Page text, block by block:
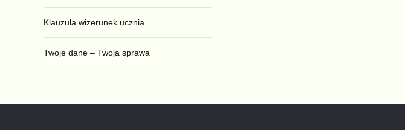
Klauzula wizerunek ucznia
Twoje dane – Twoja sprawa